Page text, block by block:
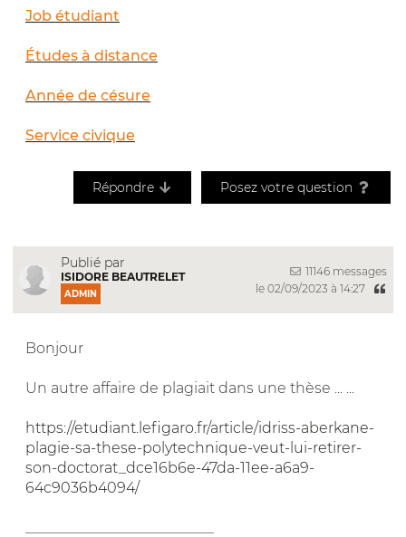
Job étudiant
Études à distance
Année de césure
Service civique
Répondre Posez votre question
Publié par
ISIDORE BEAUTRELET
ADMIN
11146 messages
le 02/09/2023 à 14:27
Bonjour
Un autre affaire de plagiait dans une thèse ... ...
https://etudiant.lefigaro.fr/article/idriss-aberkane-
plagie-sa-these-polytechnique-veut-lui-retirer-
son-doctorat_dce16b6e-47da-11ee-a6a9-
64c9036b4094/